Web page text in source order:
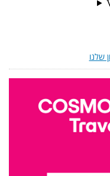
שלנו